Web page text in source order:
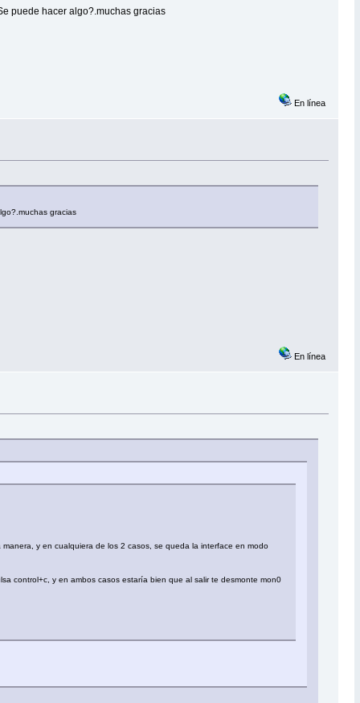
puede hacer algo?.muchas gracias
En línea
gracias
En línea
y en cualquiera de los 2 casos, se queda la interface en modo
control+c, y en ambos casos estaría bien que al salir te desmonte mon0